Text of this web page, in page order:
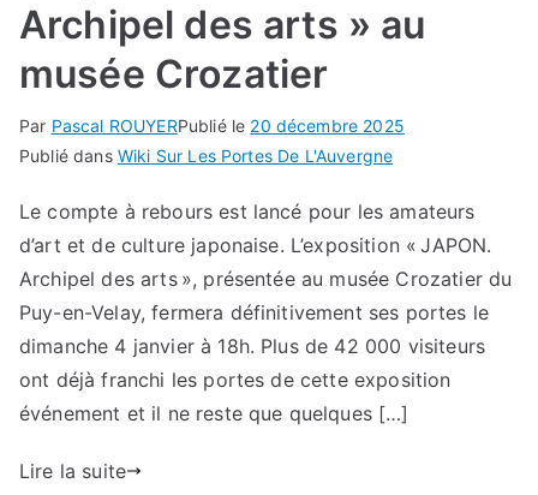
Archipel des arts » au
musée Crozatier
Par Pascal ROUYERPublié le 20 décembre 2025
Publié dans Wiki Sur Les Portes De L'Auvergne
Le compte à rebours est lancé pour les amateurs
d’art et de culture japonaise. L’exposition « JAPON.
Archipel des arts », présentée au musée Crozatier du
Puy-en-Velay, fermera définitivement ses portes le
dimanche 4 janvier à 18h. Plus de 42 000 visiteurs
ont déjà franchi les portes de cette exposition
événement et il ne reste que quelques […]
Lire la suite